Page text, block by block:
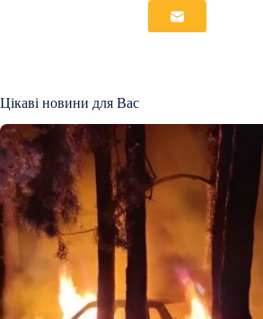
Цікаві новини для Вас